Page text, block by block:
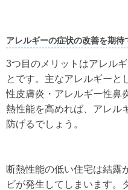
アレルギーの症状の改善を期待
3つ目のメリットはアレル
とです。主なアレルギーと
性皮膚炎・アレルギー性鼻
熱性能を高めれば、アレル
防げるでしょう。
断熱性能の低い住宅は結露
ビが発生してしまいます。